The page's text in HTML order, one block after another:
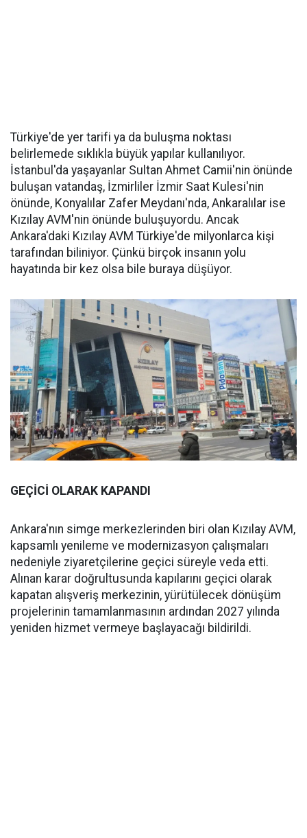
Türkiye'de yer tarifi ya da buluşma noktası
belirlemede sıklıkla büyük yapılar kullanılıyor.
İstanbul'da yaşayanlar Sultan Ahmet Camii'nin önünde
buluşan vatandaş, İzmirliler İzmir Saat Kulesi'nin
önünde, Konyalılar Zafer Meydanı'nda, Ankaralılar ise
Kızılay AVM'nin önünde buluşuyordu. Ancak
Ankara'daki Kızılay AVM Türkiye'de milyonlarca kişi
tarafından biliniyor. Çünkü birçok insanın yolu
hayatında bir kez olsa bile buraya düşüyor.
GEÇİCİ OLARAK KAPANDI
Ankara'nın simge merkezlerinden biri olan Kızılay AVM,
kapsamlı yenileme ve modernizasyon çalışmaları
nedeniyle ziyaretçilerine geçici süreyle veda etti.
Alınan karar doğrultusunda kapılarını geçici olarak
kapatan alışveriş merkezinin, yürütülecek dönüşüm
projelerinin tamamlanmasının ardından 2027 yılında
yeniden hizmet vermeye başlayacağı bildirildi.